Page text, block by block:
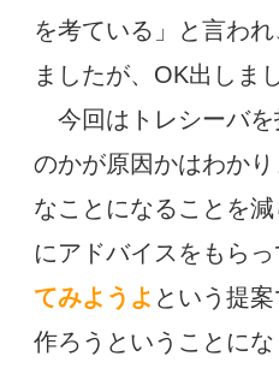
を考ている」
と言わ
ましたが、 OK出しま
今回はトレシーバ
のかが原因かはわか
なことになることを減
にアドバイスをもらっ
てみようよ という提
作ろうということに